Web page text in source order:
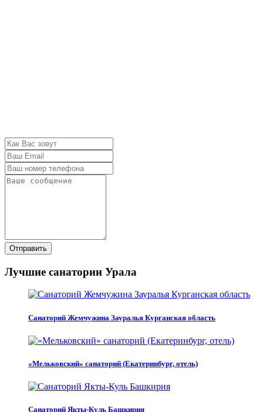
Отправить
Лучшие санатории Урала
Санаторий Жемчужина Зауралья Курганская область
«Мельковский» санаторий (Екатеринбург, отель)
Санаторий Якты-Куль Башкирия